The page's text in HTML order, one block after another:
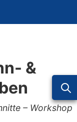
&
– Workshop